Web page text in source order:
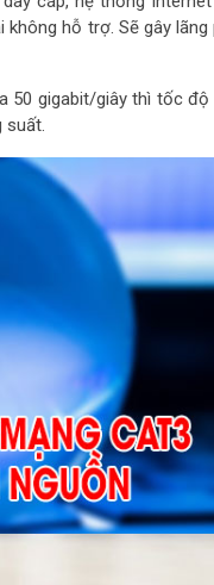
hỗ trợ. Sẽ gây lãng
50 gigabit/giây thì tốc
suất.